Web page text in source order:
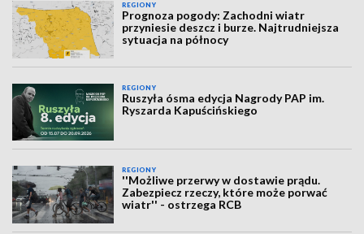
REGIONY
Prognoza pogody: Zachodni wiatr
przyniesie deszcz i burze. Najtrudniejsza
sytuacja na północy
REGIONY
Ruszyła ósma edycja Nagrody PAP im.
Ryszarda Kapuścińskiego
REGIONY
''Możliwe przerwy w dostawie prądu.
Zabezpiecz rzeczy, które może porwać
wiatr'' - ostrzega RCB